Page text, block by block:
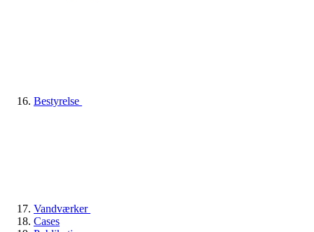
Bestyrelse
Vandværker
Cases